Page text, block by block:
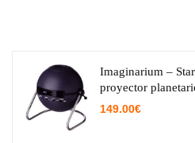
Imaginarium –
proyector
149.00€